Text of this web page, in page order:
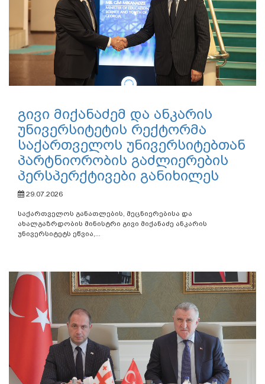
გივი მიქანაძემ და ანკარის
უნივერსიტეტის რექტორმა
საქართველოს უნივერსიტებთან
პარტნიორობის გაძლიერების
პერსპერქტივები განიხილეს
29.07.2026
საქართველოს განათლების, მეცნიერებისა და
ახალგაზრდობის მინისტრი გივი მიქანაძე ანკარის
უნივერსიტეტს ეწვია,...